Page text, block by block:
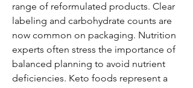
range of reformulated products. Clear
labeling and carbohydrate counts are
now common on packaging. Nutrition
experts often stress the importance of
balanced planning to avoid nutrient
deficiencies. Keto foods represent a